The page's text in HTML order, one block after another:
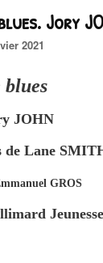
Jory
2021
blues
JOHN
de Lane
GROS